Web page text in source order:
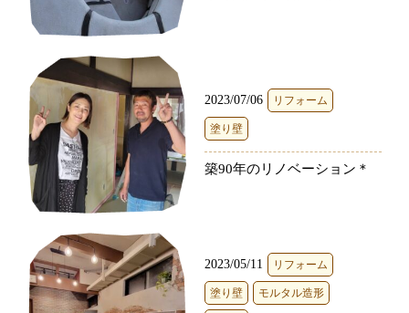
2023/07/06 リフォーム
塗り壁
築90年のリノベーション＊
2023/05/11 リフォーム
塗り壁 モルタル造形